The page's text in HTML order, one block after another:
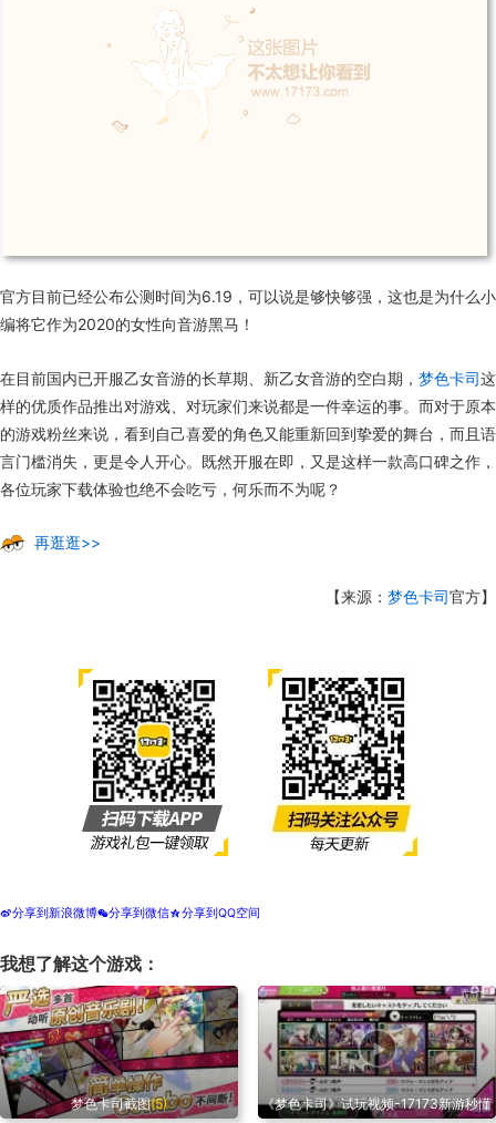
官方目前已经公布公测时间为6.19 ，可以说是够快够强，这也是为什么小
编将它作为2020的女性向音游黑马！
在目前国内已开服乙女音游的长草期、新乙女音游的空白期， 梦色卡司这
样的优质作品推出对游戏、对玩家们来说都是一件幸运的事。而对于原本
的游戏粉丝来说，看到自己喜爱的角色又能重新回到挚爱的舞台，而且语
言门槛消失，更是令人开心。既然开服在即，又是这样一款高口碑之作，
各位玩家下载体验也绝不会吃亏，何乐而不为呢？
再逛逛>>
【来源： 梦色卡司官方】
t分享到新浪微博w分享到微信z分享到QQ空间
我想了解这个游戏：
梦色卡司截图(5)
《梦色卡司》试玩视频-17173新游秒懂